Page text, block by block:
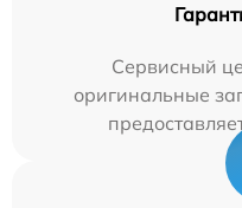
Сервисный
оригинальные